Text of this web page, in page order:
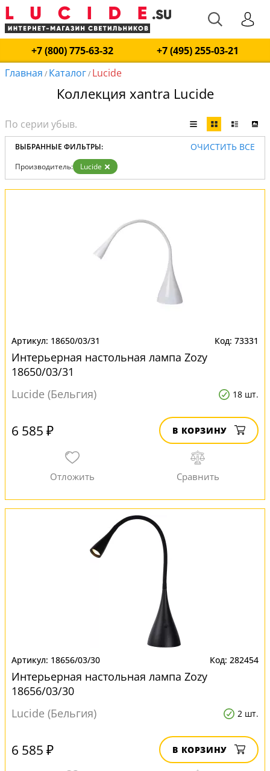
+7 (800) 775-63-32
+7 (495) 255-03-21
Главная / Каталог/ Lucide
Коллекция xantra Lucide
ВЫБРАННЫЕ ФИЛЬТРЫ: ОЧИСТИТЬ ВСЕ
Производитель: Lucide
18650/03/31 73331
Интерьерная настольная лампа Zozy
18650/03/31
Lucide (Бельгия)
18 шт.
6 585 ₽ В КОРЗИНУ
18656/03/30 282454
Интерьерная настольная лампа Zozy
18656/03/30
Lucide (Бельгия)
2 шт.
6 585 ₽ В КОРЗИНУ